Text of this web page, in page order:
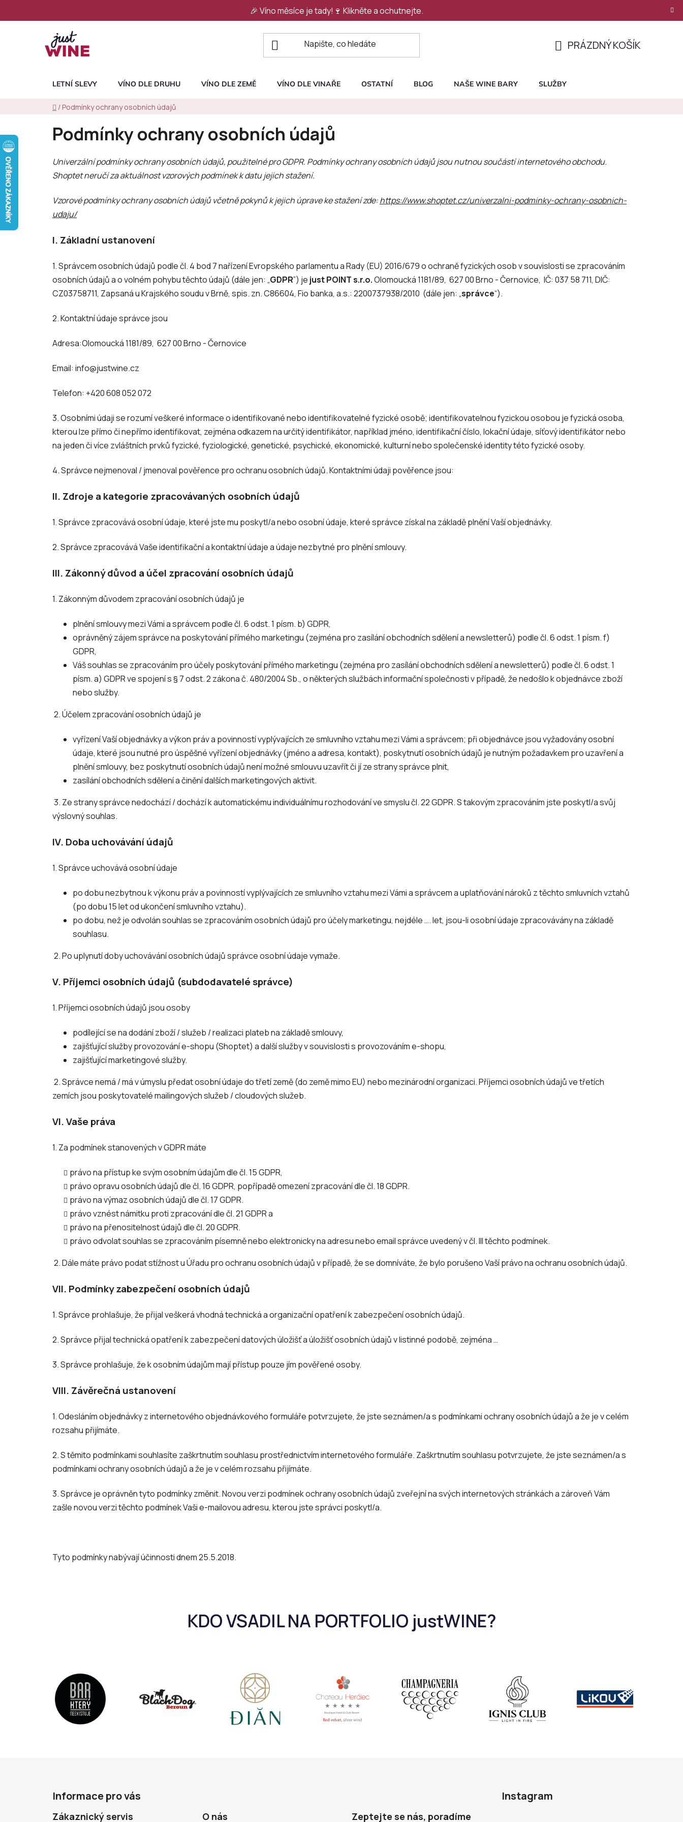
🎉 Víno měsíce je tady!🍷 Klikněte a ochutnejte.
KOŠÍK
PRÁZDNÝ KOŠÍK
LETNÍ SLEVY VÍNO DLE DRUHU VÍNO DLE ZEMĚ VÍNO DLE VINAŘE OSTATNÍ BLOG NAŠE WINE BARY SLUŽBY
Domů
/ Podmínky ochrany osobních údajů
Podmínky ochrany osobních údajů
Univerzální podmínky ochrany osobních údajů, použitelné pro GDPR. Podmínky ochrany osobních údajů jsou nutnou součástí internetového obchodu.
Shoptet neručí za aktuálnost vzorových podmínek k datu jejich stažení.
Vzorové podmínky ochrany osobních údajů včetně pokynů k jejich úprave ke stažení zde:https://www.shoptet.cz/univerzalni-podminky-ochrany-osobnich-
udaju/
I. Základní ustanovení
1. Správcem osobních údajů podle čl. 4 bod 7 nařízení Evropského parlamentu a Rady (EU) 2016/679 o ochraně fyzických osob v souvislosti se zpracováním
osobních údajů a o volném pohybu těchto údajů (dále jen: „GDPR”) je just P​OINT s.r.o.Olomoucká 1181/89, 627 00 Brno - Černovice, IČ: 037 58 711, DIČ:
CZ03758711, Zapsaná u Krajského soudu v Brně, spis. zn. C86604, Fio banka, a.s.: 2200737938/2010 (dále jen: „správce“).
2. Kontaktní údaje správce jsou
Adresa:Olomoucká 1181/89, 627 00 Brno - Černovice
Email: info@justwine.cz
Telefon: +420 608 052 072
3. Osobními údaji se rozumí veškeré informace o identifikované nebo identifikovatelné fyzické osobě; identifikovatelnou fyzickou osobou je fyzická osoba,
kterou lze přímo či nepřímo identifikovat, zejména odkazem na určitý identifikátor, například jméno, identifikační číslo, lokační údaje, síťový identifikátor nebo
na jeden či více zvláštních prvků fyzické, fyziologické, genetické, psychické, ekonomické, kulturní nebo společenské identity této fyzické osoby.
4. Správce nejmenoval / jmenoval pověřence pro ochranu osobních údajů. Kontaktními údaji pověřence jsou:
II. Zdroje a kategorie zpracovávaných osobních údajů
1. Správce zpracovává osobní údaje, které jste mu poskytl/a nebo osobní údaje, které správce získal na základě plnění Vaší objednávky.
2. Správce zpracovává Vaše identifikační a kontaktní údaje a údaje nezbytné pro plnění smlouvy.
III. Zákonný důvod a účel zpracování osobních údajů
1. Zákonným důvodem zpracování osobních údajů je
plnění smlouvy mezi Vámi a správcem podle čl. 6 odst. 1 písm. b) GDPR,
oprávněný zájem správce na poskytování přímého marketingu (zejména pro zasílání obchodních sdělení a newsletterů) podle čl. 6 odst. 1 písm. f)
GDPR,
Váš souhlas se zpracováním pro účely poskytování přímého marketingu (zejména pro zasílání obchodních sdělení a newsletterů) podle čl. 6 odst. 1
písm. a) GDPR ve spojení s § 7 odst. 2 zákona č. 480/2004 Sb., o některých službách informační společnosti v případě, že nedošlo k objednávce zboží
nebo služby.
2. Účelem zpracování osobních údajů je
vyřízení Vaší objednávky a výkon práv a povinností vyplývajících ze smluvního vztahu mezi Vámi a správcem; při objednávce jsou vyžadovány osobní
údaje, které jsou nutné pro úspěšné vyřízení objednávky (jméno a adresa, kontakt), poskytnutí osobních údajů je nutným požadavkem pro uzavření a
plnění smlouvy, bez poskytnutí osobních údajů není možné smlouvu uzavřít či jí ze strany správce plnit,
zasílání obchodních sdělení a činění dalších marketingových aktivit.
3. Ze strany správce nedochází / dochází k automatickému individuálnímu rozhodování ve smyslu čl. 22 GDPR. S takovým zpracováním jste poskytl/a svůj
výslovný souhlas.
IV. Doba uchovávání údajů
1. Správce uchovává osobní údaje
po dobu nezbytnou k výkonu práv a povinností vyplývajících ze smluvního vztahu mezi Vámi a správcem a uplatňování nároků z těchto smluvních vztahů
(po dobu 15 let od ukončení smluvního vztahu).
po dobu, než je odvolán souhlas se zpracováním osobních údajů pro účely marketingu, nejdéle …. let, jsou-li osobní údaje zpracovávány na základě
souhlasu.
2. Po uplynutí doby uchovávání osobních údajů správce osobní údaje vymaže.
V. Příjemci osobních údajů (subdodavatelé správce)
1. Příjemci osobních údajů jsou osoby
podílející se na dodání zboží / služeb / realizaci plateb na základě smlouvy,
zajišťující služby provozování e-shopu (Shoptet) a další služby v souvislosti s provozováním e-shopu,
zajišťující marketingové služby.
2. Správce nemá / má v úmyslu předat osobní údaje do třetí země (do země mimo EU) nebo mezinárodní organizaci. Příjemci osobních údajů ve třetích
zemích jsou poskytovatelé mailingových služeb / cloudových služeb.
VI.Vaše práva
1. Za podmínek stanovených v GDPR máte
právo na přístup ke svým osobním údajům dle čl. 15 GDPR,
právo opravu osobních údajů dle čl. 16 GDPR, popřípadě omezení zpracování dle čl. 18 GDPR.
právo na výmaz osobních údajů dle čl. 17 GDPR.
právo vznést námitku proti zpracování dle čl. 21 GDPR a
právo na přenositelnost údajů dle čl. 20 GDPR.
právo odvolat souhlas se zpracováním písemně nebo elektronicky na adresu nebo email správce uvedený v čl. III těchto podmínek.
2. Dále máte právo podat stížnost u Úřadu pro ochranu osobních údajů v případě, že se domníváte, že bylo porušeno Vaší právo na ochranu osobních údajů.
VII. Podmínky zabezpečení osobních údajů
1. Správce prohlašuje, že přijal veškerá vhodná technická a organizační opatření k zabezpečení osobních údajů.
2. Správce přijal technická opatření k zabezpečení datových úložišť a úložišť osobních údajů v listinné podobě, zejména …
3. Správce prohlašuje, že k osobním údajům mají přístup pouze jím pověřené osoby.
VIII. Závěrečná ustanovení
1. Odesláním objednávky z internetového objednávkového formuláře potvrzujete, že jste seznámen/a s podmínkami ochrany osobních údajů a že je v celém
rozsahu přijímáte.
2. S těmito podmínkami souhlasíte zaškrtnutím souhlasu prostřednictvím internetového formuláře. Zaškrtnutím souhlasu potvrzujete, že jste seznámen/a s
podmínkami ochrany osobních údajů a že je v celém rozsahu přijímáte.
3. Správce je oprávněn tyto podmínky změnit. Novou verzi podmínek ochrany osobních údajů zveřejní na svých internetových stránkách a zároveň Vám
zašle novou verzi těchto podmínek Vaši e-mailovou adresu, kterou jste správci poskytl/a.
Tyto podmínky nabývají účinnosti dnem 25.5.2018.
Informace pro vás
Zákaznický servis O nás Zeptejte se nás, poradíme
Instagram